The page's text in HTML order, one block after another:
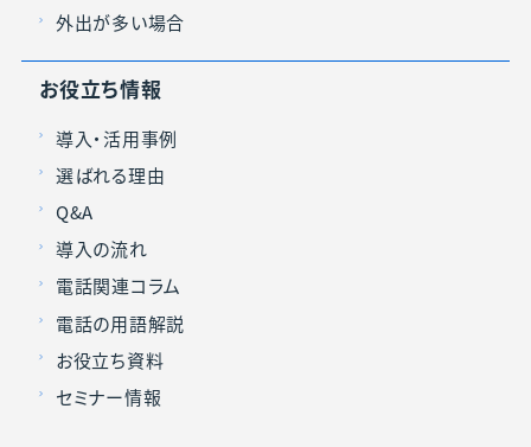
外出が多い場合
お役立ち情報
導入・活用事例
選ばれる理由
Q&A
導入の流れ
電話関連コラム
電話の用語解説
お役立ち資料
セミナー情報